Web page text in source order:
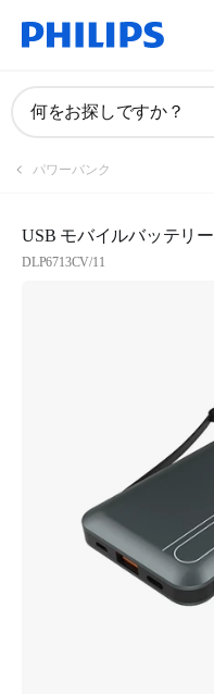
何をお探しですか？
パワーバンク
USB モバイルバッテリー
DLP6713CV/11